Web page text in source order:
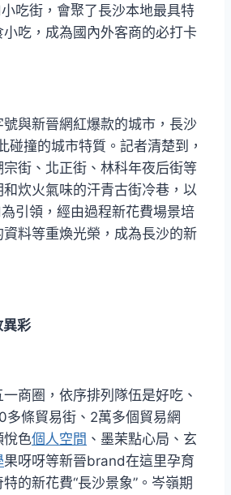
吃街，會聚了長沙本地最具特
吃，成為國內外客商的必打卡
與新晉網紅爆款的城市，長沙
碰撞的城市特質。記者清楚到，
街、北正街、林科年夜后街等
炊火氣味的汗青古街冷巷，以
引領，經由過程新花費場景培
料等重煥光榮，成為長沙的新
彩
商圈，依序排列隊伍是好吃、
多條貿易街、2萬多個貿易網
悅色個人空間 、墨茉點心局、玄
果呀呀等新晉brand在這里孕育
的新花費“長沙景象”。岑嶺期